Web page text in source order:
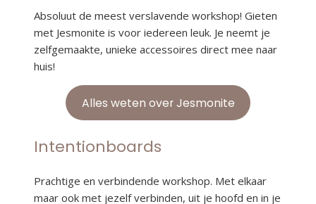
Absoluut de meest verslavende workshop! Gieten
met Jesmonite is voor iedereen leuk. Je neemt je
zelfgemaakte, unieke accessoires direct mee naar
huis!
Alles weten over Jesmonite
Intentionboards
Prachtige en verbindende workshop. Met elkaar
maar ook met jezelf verbinden, uit je hoofd en in je